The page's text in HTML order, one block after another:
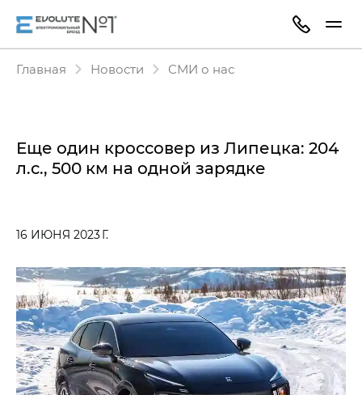
Главная Новости СМИ о нас
Еще один кроссовер из Липецка: 204
л.с., 500 км на одной зарядке
16 ИЮНЯ 2023 Г.